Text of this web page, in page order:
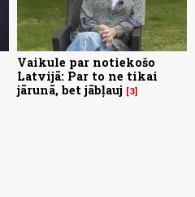
Vaikule par notiekošo
Latvijā: Par to ne tikai
jārunā, bet jābļauj
3